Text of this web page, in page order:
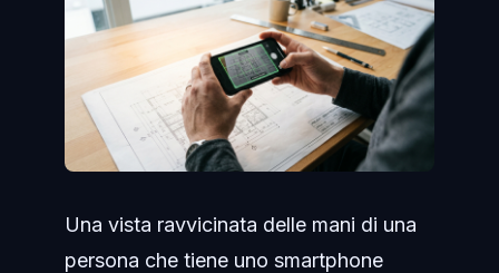
Una vista ravvicinata delle mani di una
persona che tiene uno smartphone